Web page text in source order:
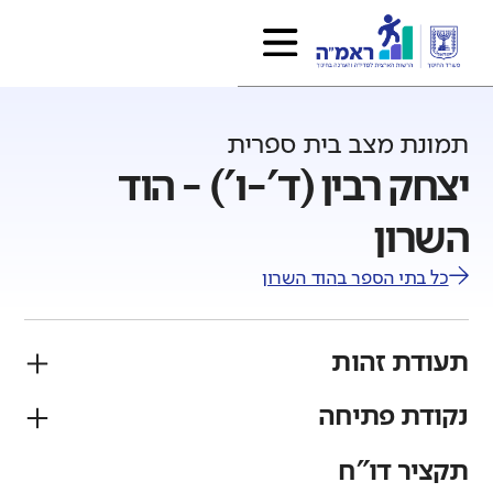
תמונת מצב בית ספרית
יצחק רבין (ד'-ו') - הוד
השרון
כל בתי הספר בהוד השרון
תעודת זהות
פיקוח
נקודת פתיחה
תקציר דו"ח